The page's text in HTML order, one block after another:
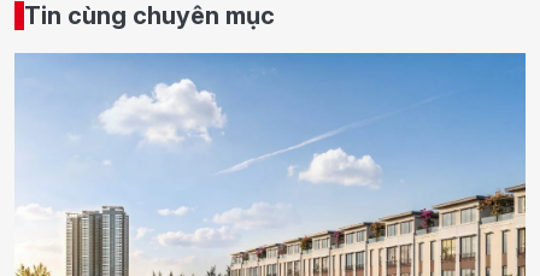
Tin cùng chuyên mục